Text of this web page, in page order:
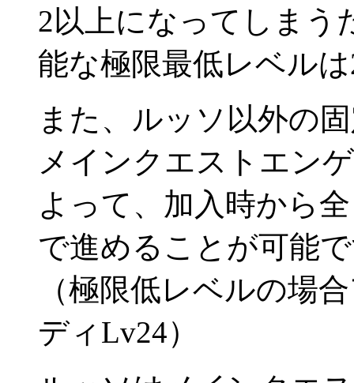
2以上になってしまう
能な極限最低レベル
また、ルッソ以外の
メインクエストエン
よって、加入時から
で進めることが可能
（極限低レベルの場
ディLv24）